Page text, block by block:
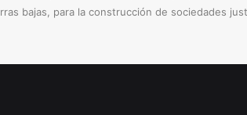
bajas, para la construcción de sociedades